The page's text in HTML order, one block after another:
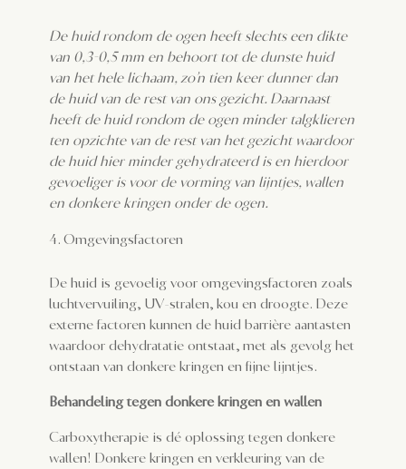
De huid rondom de ogen heeft slechts een dikte
van 0,3-0,5 mm en behoort tot de dunste huid
van het hele lichaam, zo’n tien keer dunner dan
de huid van de rest van ons gezicht. Daarnaast
heeft de huid rondom de ogen minder talgklieren
ten opzichte van de rest van het gezicht waardoor
de huid hier minder gehydrateerd is en hierdoor
gevoeliger is voor de vorming van lijntjes, wallen
en donkere kringen onder de ogen.
Omgevingsfactoren
De huid is gevoelig voor omgevingsfactoren zoals
luchtvervuiling, UV-stralen, kou en droogte. Deze
externe factoren kunnen de huid barrière aantasten
waardoor dehydratatie ontstaat, met als gevolg het
ontstaan van donkere kringen en fijne lijntjes.
Behandeling tegen donkere kringen en wallen
Carboxytherapie is dé oplossing tegen donkere
wallen! Donkere kringen en verkleuring van de